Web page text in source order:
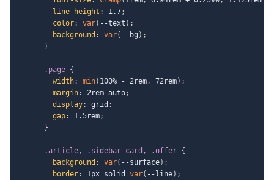
line-height : 1.7;
color: var( --text ) ;
background : var( --bg ) ;
}
.page {
width: min( 100% - 2rem, 72rem) ;
margin: 2rem auto;
display: grid ;
gap: 1.5rem;
}
.article, .sidebar-card, .offer {
background : var( --surface) ;
border: 1px solid var( --line) ;